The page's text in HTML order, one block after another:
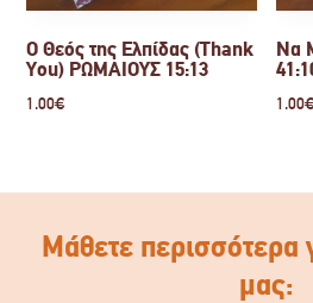
Ο Θεός της Ελπίδας (Thank
You) ΡΩΜΑΙΟΥΣ 15:13
1.00€
Να
1.00€
Μάθετε περισσότερα
μας: